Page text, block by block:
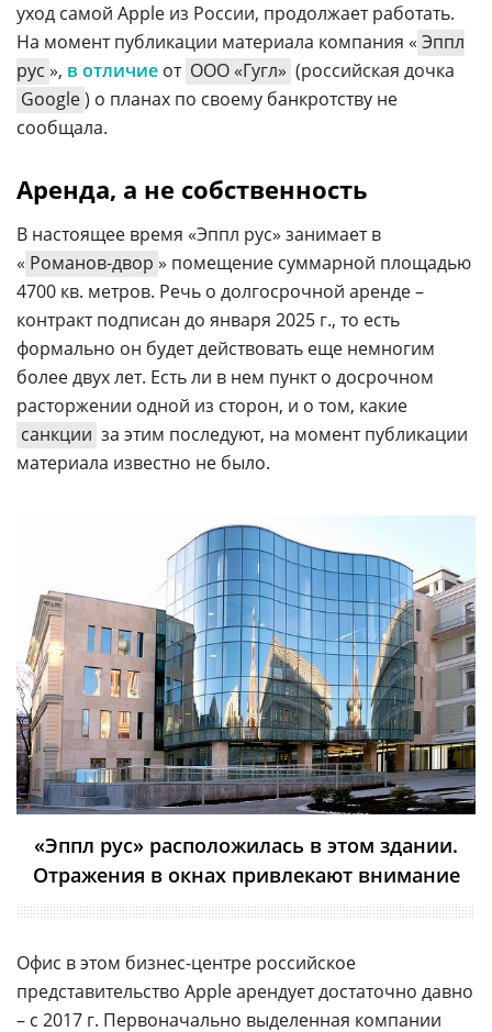
уход самой Apple из России, продолжает работать.
На момент публикации материала компания « Эппл
рус », в отличие от ООО «Гугл» (российская дочка
Google) о планах по своему банкротству не
сообщала.
Аренда, а не собственность
В настоящее время «Эппл рус» занимает в
« Романов-двор » помещение суммарной площадью
4700 кв. метров. Речь о долгосрочной аренде –
контракт подписан до января 2025 г., то есть
формально он будет действовать еще немногим
более двух лет. Есть ли в нем пункт о досрочном
расторжении одной из сторон, и о том, какие
санкции за этим последуют, на момент публикации
материала известно не было.
«Эппл рус» расположилась в этом здании.
Отражения в окнах привлекают внимание
Офис в этом бизнес-центре российское
представительство Apple арендует достаточно давно
– с 2017 г. Первоначально выделенная компании